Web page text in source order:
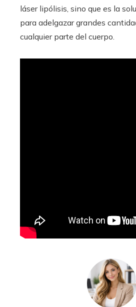
láser lipólisis, sino que es la
para adelgazar grandes
cualquier parte del cuerpo.